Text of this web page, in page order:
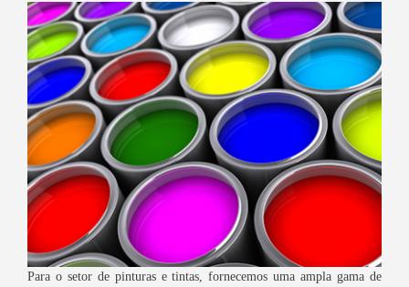
Para o setor de pinturas e tintas, fornecemos uma ampla gama de